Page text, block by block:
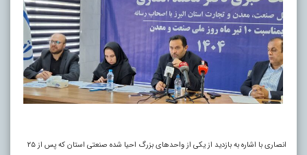
انصاری با اشاره به بازدید از یکی از واحدهای بزرگ احیا شده صنعتی استان که پس از ۲۵